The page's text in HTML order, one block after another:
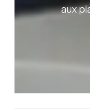
aux